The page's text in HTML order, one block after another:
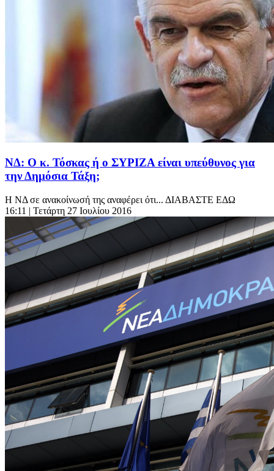
ΝΔ: Ο κ. Τόσκας ή ο ΣΥΡΙΖΑ είναι υπεύθυνος για
την Δημόσια Τάξη;
Η ΝΔ σε ανακοίνωσή της αναφέρει ότι... ΔΙΑΒΑΣΤΕ ΕΔΩ
16:11 | Τετάρτη 27 Ιουλίου 2016